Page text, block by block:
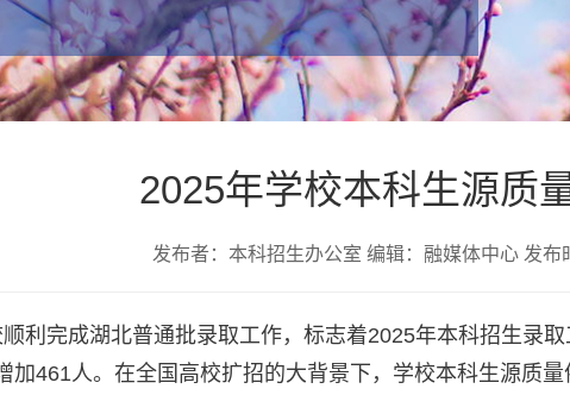
2025年学校本科生源质
发布者：本科招生办公室 编辑：融媒体中心 发布
利完成湖北普通批录取工作，标志着2025年本科招生录
加461人。在全国高校扩招的大背景下，学校本科生源质